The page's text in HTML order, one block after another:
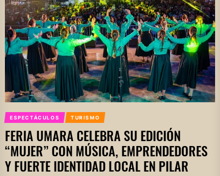
ESPECTÁCULOS TURISMO
FERIA UMARA CELEBRA SU EDICIÓN
“MUJER” CON MÚSICA, EMPRENDEDORES
Y FUERTE IDENTIDAD LOCAL EN PILAR